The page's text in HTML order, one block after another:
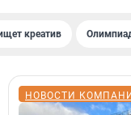
креатив
НОВОСТИ